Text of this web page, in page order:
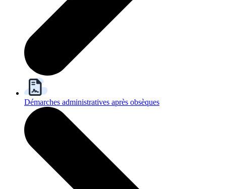
Démarches administratives après obsèques